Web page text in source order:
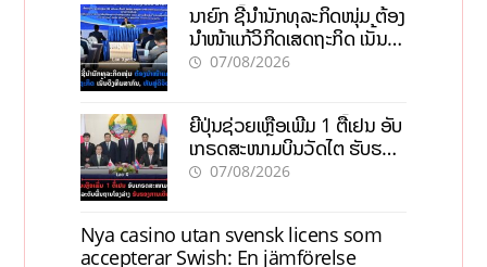
ນາຍົກ ຊີ້ນຳນັກທຸລະກິດໜຸ່ມ ຕ້ອງ
ນຳໜ້າແກ້ວິກິດເສດຖະກິດ ເນັ້ນດຶງ
ທຶນສາກົນ, ຫັນສູ່ດິຈິຕອນ
07/08/2026
ຍີ່ປຸ່ນຊ່ວຍເຫຼືອເພີ່ມ 1 ຕື້ເຢນ ອັບ
ເກຣດສະໜາມບິນວັດໄຕ ຮັບຮອງ
ການເຕີບໂຕ
07/08/2026
Nya casino utan svensk licens som
accepterar Swish: En jämförelse